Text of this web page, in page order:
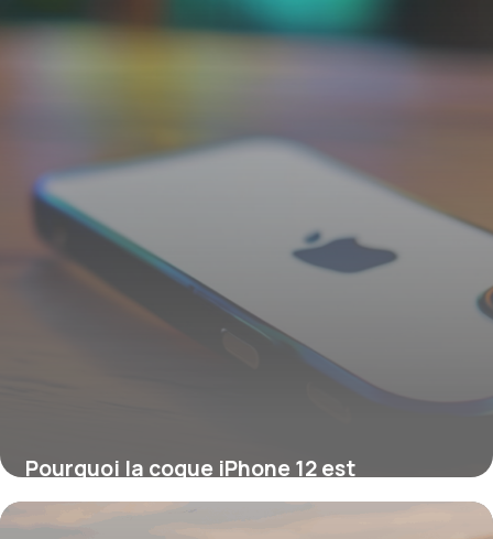
Pourquoi la coque iPhone 12 est
essentielle pour une meilleure protection